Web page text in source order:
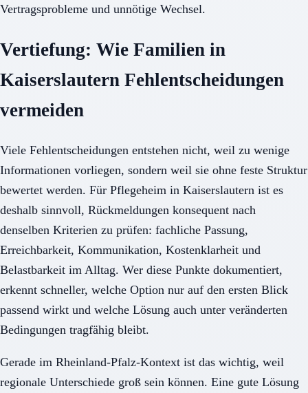
Vertragsprobleme und unnötige Wechsel.
Vertiefung: Wie Familien in
Kaiserslautern Fehlentscheidungen
vermeiden
Viele Fehlentscheidungen entstehen nicht, weil zu wenige
Informationen vorliegen, sondern weil sie ohne feste Struktur
bewertet werden. Für Pflegeheim in Kaiserslautern ist es
deshalb sinnvoll, Rückmeldungen konsequent nach
denselben Kriterien zu prüfen: fachliche Passung,
Erreichbarkeit, Kommunikation, Kostenklarheit und
Belastbarkeit im Alltag. Wer diese Punkte dokumentiert,
erkennt schneller, welche Option nur auf den ersten Blick
passend wirkt und welche Lösung auch unter veränderten
Bedingungen tragfähig bleibt.
Gerade im Rheinland-Pfalz-Kontext ist das wichtig, weil
regionale Unterschiede groß sein können. Eine gute Lösung